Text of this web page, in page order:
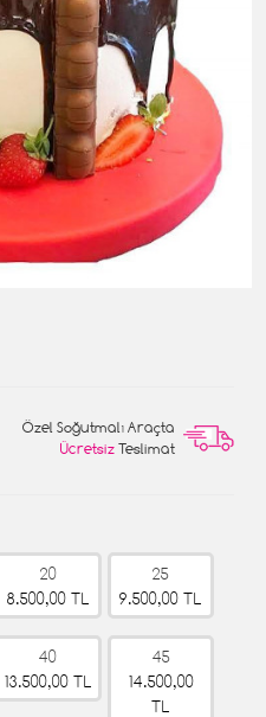
Özel Soğutmalı Araçta
Ücretsiz Teslimat
20
8.500,00 TL
25
9.500,00 TL
40
13.500,00 TL
45
14.500,00
TL